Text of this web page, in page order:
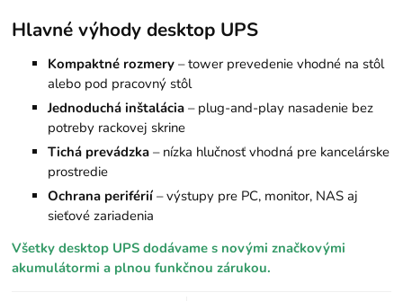
Hlavné výhody desktop UPS
Kompaktné rozmery – tower prevedenie vhodné na stôl
alebo pod pracovný stôl
Jednoduchá inštalácia – plug-and-play nasadenie bez
potreby rackovej skrine
Tichá prevádzka – nízka hlučnosť vhodná pre kancelárske
prostredie
Ochrana periférií – výstupy pre PC, monitor, NAS aj
sieťové zariadenia
Všetky desktop UPS dodávame s novými značkovými
akumulátormi a plnou funkčnou zárukou.